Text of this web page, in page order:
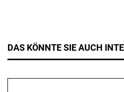
DAS KÖNNTE SIE AUCH